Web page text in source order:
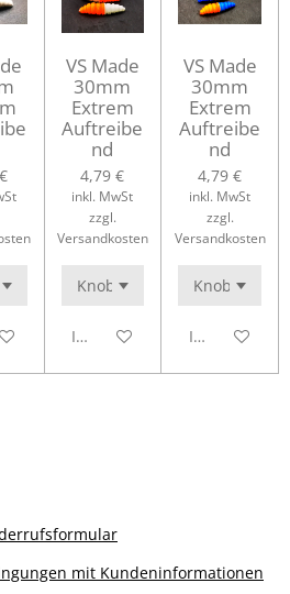
Warenkorb
VS Made
30mm
Extrem
Auftreibe
nd
4,79 €
inkl. MwSt
zzgl.
Versandkosten
In den Warenkorb
VS Made
30mm
Extrem
Auftreibe
nd
4,79 €
inkl. MwSt
zzgl.
Versandkosten
In den
mit Kundeninformationen